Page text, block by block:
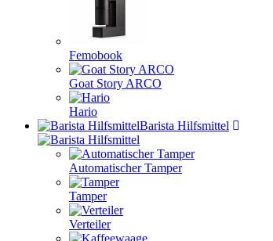
Femobook
Goat Story ARCO
Hario
Barista Hilfsmittel
Automatischer Tamper
Tamper
Verteiler